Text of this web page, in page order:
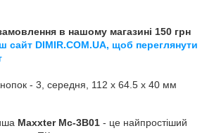
в нашому магазині 150 грн
сайт DIMIR.COM.UA, щоб переглянути
кнопок - 3, середня, 112 х 64.5 х 40 мм
Maxxter Mc-3B01 - це найпростіший